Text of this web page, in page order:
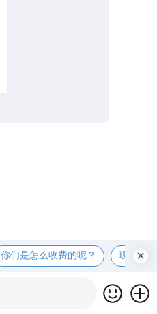
你们是怎么收费的呢？ 现在有